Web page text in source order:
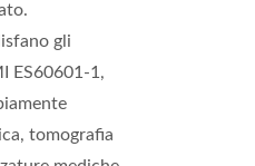
gli
ES60601-1,
tomografia